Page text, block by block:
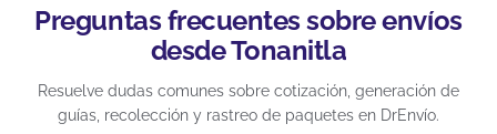
Preguntas frecuentes sobre envíos
desde Tonanitla
Resuelve dudas comunes sobre cotización, generación de
guías, recolección y rastreo de paquetes en DrEnvío.